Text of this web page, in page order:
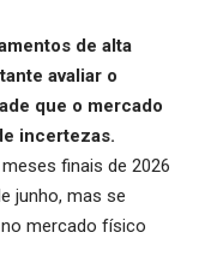
de alta
avaliar o
que o mercado
incertezas.
finais de 2026
junho, mas se
mercado físico